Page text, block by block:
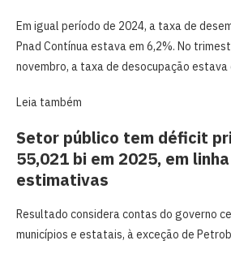
Em igual período de 2024, a taxa de
Pnad Contínua estava em 6,2%. No
novembro, a taxa de desocupação estava
Leia também
Setor público tem déficit
55,021 bi em 2025, em
estimativas
Resultado considera contas do governo
municípios e estatais, à exceção de